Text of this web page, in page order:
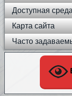
Доступная
Карта сайта
Часто